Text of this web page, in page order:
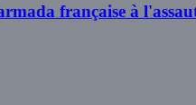
française à